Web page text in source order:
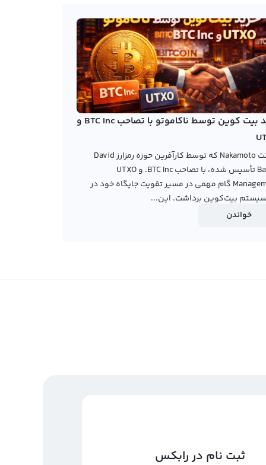
خرید بیت کوین توسط ناکاموتو با تصاحب BTC Inc و
شرکت Nakamoto که توسط کارآفرین حوزه رمزارز David
Bailey تأسیس شده، با تصاحب BTC Inc. و UTXO
Management گام مهمی در مسیر تقویت جایگاه خود در
بیت‌کوین برداشت. این...
خواندن
ثبت نام در رابکس